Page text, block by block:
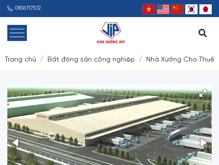
0906717572
Trang chủ Bất động sản công nghiệp Nhà Xưởng Cho Thuê